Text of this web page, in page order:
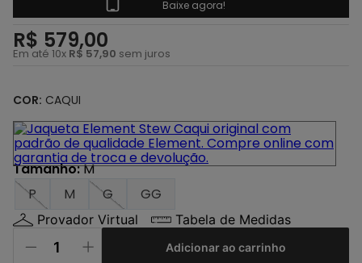
Baixe agora!
R$ 579,00
Em até 10x R$ 57,90 sem juros
COR: CAQUI
Tamanho:M
P
M G GG
Provador Virtual Tabela de Medidas
Adicionar ao carrinho
5º
calça
6 º
shape
8º
camisa
9º
mochila
10º bermuda